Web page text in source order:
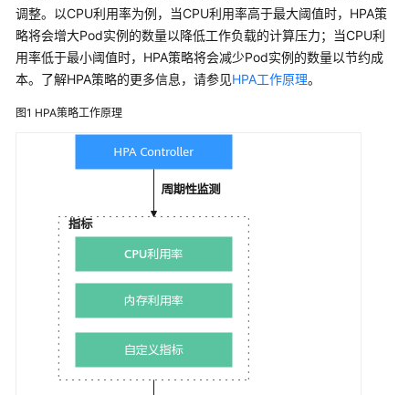
作
负
载
弹
性
调整。以CPU利用率为例，当CPU利用率高于最大阈值时，HPA策
略将会增大Pod实例的数量以降低工作负载的计算压力；当CPU利
用率低于最小阈值时，HPA策略将会减少Pod实例的数量以节约成
本。了解HPA策略的更多信息，请参见HPA工作原理。
图1 HPA策略工作原理